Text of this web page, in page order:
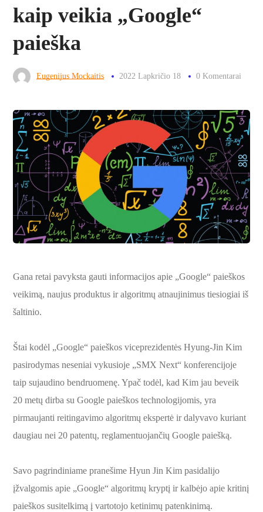
kaip veikia „Google“
paieška
Eugenijus Mockaitis 2022 Lapkričio 18 0 Komentarai
Gana retai pavyksta gauti informacijos apie „Google“ paieškos
veikimą, naujus produktus ir algoritmų atnaujinimus tiesiogiai iš
šaltinio.
Štai kodėl „Google“ paieškos viceprezidentės Hyung-Jin Kim
pasirodymas neseniai vykusioje „SMX Next“ konferencijoje
taip sujaudino bendruomenę. Ypač todėl, kad Kim jau beveik
20 metų dirba su Google paieškos technologijomis, yra
pirmaujanti reitingavimo algoritmų ekspertė ir dalyvavo kuriant
daugiau nei 20 patentų, reglamentuojančių Google paiešką.
Savo pagrindiniame pranešime Hyun Jin Kim pasidalijo
įžvalgomis apie „Google“ algoritmų kryptį ir kalbėjo apie kritinį
paieškos susitelkimą į vartotojo ketinimų patenkinimą.